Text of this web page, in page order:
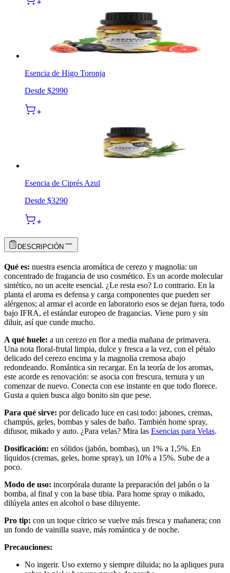
Esencia de Higo Toronja
Desde $2990
Esencia de Ciprés Azul
Desde $3290
DESCRIPCIÓN
Qué es: nuestra esencia aromática de cerezo y magnolia: un
concentrado de fragancia de uso cosmético. Es un acorde molecular
sintético, no un aceite esencial. ¿Le resta eso? Lo contrario. En la
planta el aroma es defensa y carga componentes que pueden ser
alérgenos; al armar el acorde en laboratorio esos se dejan fuera, todo
bajo IFRA, el estándar europeo de fragancias. Viene puro y sin
diluir, así que cunde mucho.
A qué huele: a un cerezo en flor a media mañana de primavera.
Una nota floral-frutal limpia, dulce y fresca a la vez, con el pétalo
delicado del cerezo encima y la magnolia cremosa abajo
redondeando. Romántica sin recargar. En la teoría de los aromas,
este acorde es renovación: se asocia con frescura, ternura y un
comenzar de nuevo. Conecta con ese instante en que todo florece.
Gusta a quien busca algo bonito sin que pese.
Para qué sirve: por delicado luce en casi todo: jabones, cremas,
champús, geles, bombas y sales de baño. También home spray,
difusor, mikado y auto. ¿Para velas? Mira las Esencias para Velas.
Dosificación: en sólidos (jabón, bombas), un 1% a 1,5%. En
líquidos (cremas, geles, home spray), un 10% a 15%. Sube de a
poco.
Modo de uso: incorpórala durante la preparación del jabón o la
bomba, al final y con la base tibia. Para home spray o mikado,
dilúyela antes en alcohol o base diluyente.
Pro tip: con un toque cítrico se vuelve más fresca y mañanera; con
un fondo de vainilla suave, más romántica y de noche.
Precauciones:
No ingerir. Uso externo y siempre diluida; no la apliques pura